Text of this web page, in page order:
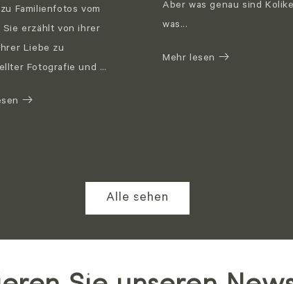
Familienfotos vom
Sie erzählt von ihrer
Liebe zu
Fotografie und …
Aber was genau sind
was...
Mehr lesen
Alle sehen